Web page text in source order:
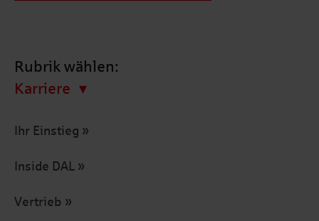
Rubrik wählen:
Karriere
Ihr Einstieg
Inside DAL
Vertrieb